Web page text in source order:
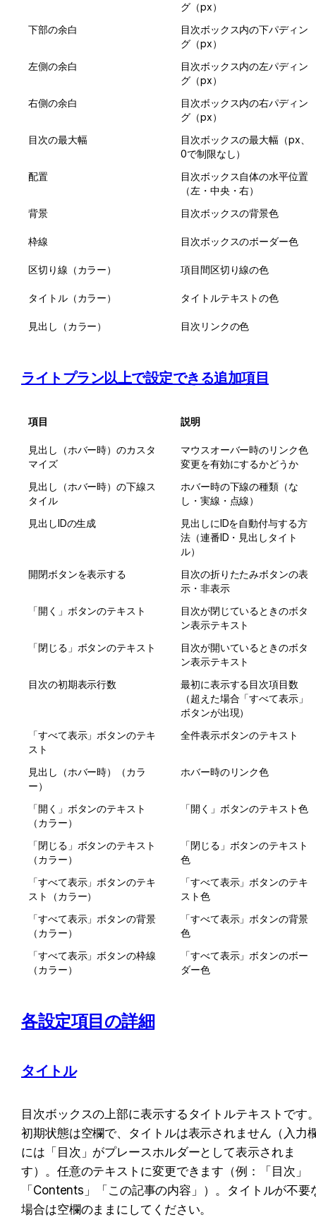
グ（px）
下部の余白
目次ボックス内の下パディン
グ（px）
左側の余白
目次ボックス内の左パディン
グ（px）
右側の余白
目次ボックス内の右パディン
グ（px）
目次の最大幅
目次ボックスの最大幅（px、
0で制限なし）
配置
目次ボックス自体の水平位置
（左・中央・右）
背景
目次ボックスの背景色
枠線 目次ボックスのボーダー色
区切り線（カラー） 項目間区切り線の色
タイトル（カラー） タイトルテキストの色
見出し（カラー） 目次リンクの色
ライトプラン以上で設定できる追加項目
項目 説明
見出し（ホバー時）のカスタ
マイズ
マウスオーバー時のリンク色
変更を有効にするかどうか
見出し（ホバー時）の下線ス
タイル
ホバー時の下線の種類（な
し・実線・点線）
見出しIDの生成
見出しにIDを自動付与する方
法（連番ID・見出しタイト
ル）
開閉ボタンを表示する
目次の折りたたみボタンの表
示・非表示
「開く」ボタンのテキスト
目次が閉じているときのボタ
ン表示テキスト
「閉じる」ボタンのテキスト
目次が開いているときのボタ
ン表示テキスト
目次の初期表示行数
最初に表示する目次項目数
（超えた場合「すべて表示」
ボタンが出現）
「すべて表示」ボタンのテキ
スト
全件表示ボタンのテキスト
見出し（ホバー時）（カラ
ー）
ホバー時のリンク色
「開く」ボタンのテキスト
（カラー）
「開く」ボタンのテキスト色
「閉じる」ボタンのテキスト
（カラー）
「閉じる」ボタンのテキスト
色
「すべて表示」ボタンのテキ
スト（カラー）
「すべて表示」ボタンのテキ
スト色
「すべて表示」ボタンの背景
（カラー）
「すべて表示」ボタンの背景
色
「すべて表示」ボタンの枠線
（カラー）
「すべて表示」ボタンのボー
ダー色
各設定項目の詳細
タイトル
目次ボックスの上部に表示するタイトルテキストです
初期状態は空欄で、タイトルは表示されません（入力
には「目次」がプレースホルダーとして表示されま
す）。任意のテキストに変更できます（例：「目次」
「Contents」「この記事の内容」）。タイトルが不要
場合は空欄のままにしてください。